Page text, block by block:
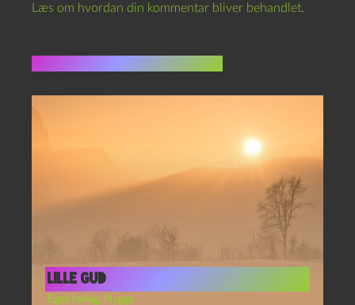
Læs om hvordan din kommentar bliver behandlet.
Lille gud
Eget forlag, Hygge